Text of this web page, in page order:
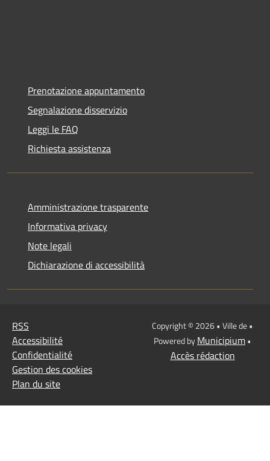
Prenotazione appuntamento
Segnalazione disservizio
Leggi le FAQ
Richiesta assistenza
Amministrazione trasparente
Informativa privacy
Note legali
Dichiarazione di accessibilità
RSS
Accessibilité
Confidentialité
Gestion des cookies
Plan du site
Copyright © 2026 • Ville de •
Powered byMunicipium•
Accès rédaction